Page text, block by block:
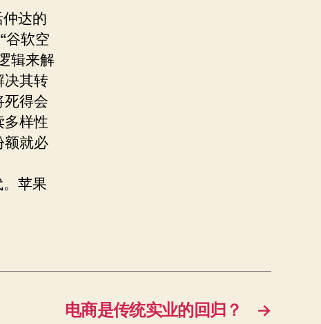
达的
谷软空
辑来解
决其转
死得会
多样性
额就必
苹果
→
电商是传统实业的回归？